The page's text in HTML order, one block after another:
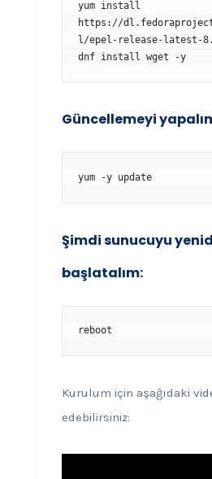
yum install
https://
l/epel-release-latest-
dnf install wget -y
Güncellemeyi
yum -y update
Şimdi sunucuyu
başlatalım:
reboot
Kurulum için aşağıdaki
edebilirsiniz: